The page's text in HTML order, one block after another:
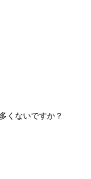
くないですか？